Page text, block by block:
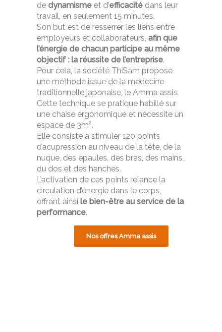
de dynamisme et d’efficacité dans leur
travail, en seulement 15 minutes.
Son but est de resserrer les liens entre
employeurs et collaborateurs, afin que
l’énergie de chacun participe au même
objectif : la réussite de l’entreprise.
Pour cela, la société ThiSam propose
une méthode issue de la médecine
traditionnelle japonaise, le Amma assis.
Cette technique se pratique habillé sur
une chaise ergonomique et nécessite un
espace de 3m².
Elle consiste à stimuler 120 points
d’acupression au niveau de la tête, de la
nuque, des épaules, des bras, des mains,
du dos et des hanches.
L’activation de ces points relance la
circulation d’énergie dans le corps,
offrant ainsi le bien-être au service de la
performance.
Nos offres Amma assis